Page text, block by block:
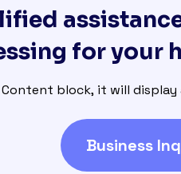
for your
block, it will
Business